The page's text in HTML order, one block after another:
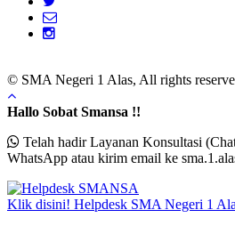
© SMA Negeri 1 Alas, All rights
Hallo Sobat Smansa !!
Telah hadir Layanan Konsultasi
WhatsApp atau kirim email ke
Klik disini! Helpdesk SMA Negeri 1